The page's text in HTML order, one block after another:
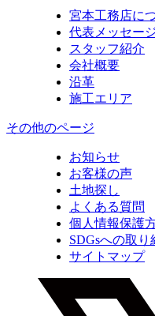
宮本工務店に
代表メッセー
スタッフ紹介
会社概要
沿革
施工エリア
その他のページ
お知らせ
お客様の声
土地探し
よくある質問
個人情報保護
SDGsへの取り
サイトマップ